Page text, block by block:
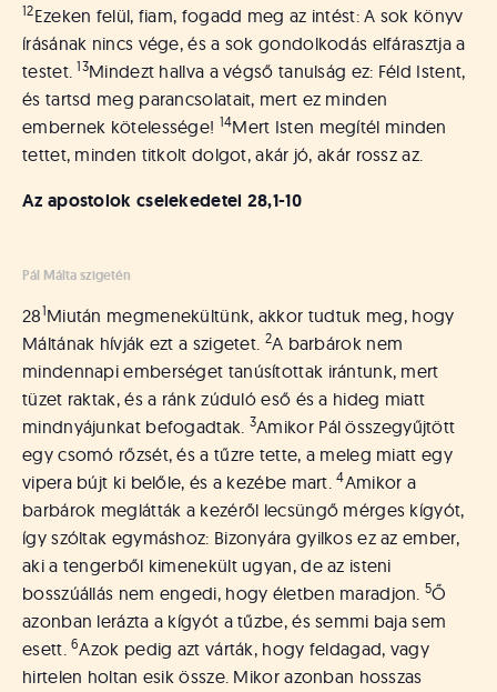
12Ezeken felül, fiam, fogadd meg az intést: A sok könyv
írásának nincs vége, és a sok gondolkodás elfárasztja a
testet. 13Mindezt hallva a végső tanulság ez: Féld Istent,
és tartsd meg parancsolatait, mert ez minden
embernek kötelessége! 14Mert Isten megítél minden
tettet, minden titkolt dolgot, akár jó, akár rossz az.
Az apostolok cselekedetei 28,1-10
Pál Málta szigetén
281Miután megmenekültünk, akkor tudtuk meg, hogy
Máltának hívják ezt a szigetet. 2A barbárok nem
mindennapi emberséget tanúsítottak irántunk, mert
tüzet raktak, és a ránk zúduló eső és a hideg miatt
mindnyájunkat befogadtak. 3Amikor Pál összegyűjtött
egy csomó rőzsét, és a tűzre tette, a meleg miatt egy
vipera bújt ki belőle, és a kezébe mart.4Amikor a
barbárok meglátták a kezéről lecsüngő mérges kígyót,
így szóltak egymáshoz: Bizonyára gyilkos ez az ember,
aki a tengerből kimenekült ugyan, de az isteni
bosszúállás nem engedi, hogy életben maradjon.5Ő
azonban lerázta a kígyót a tűzbe, és semmi baja sem
esett.6Azok pedig azt várták, hogy feldagad, vagy
hirtelen holtan esik össze. Mikor azonban hosszas